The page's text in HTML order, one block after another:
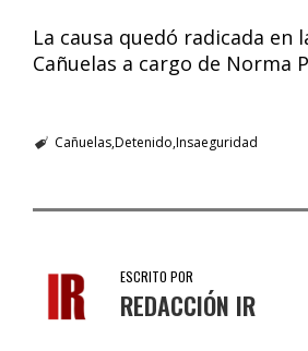
La causa quedó radicada en
Cañuelas a cargo de Norma
CañuelasDetenido Insaeguridad
ESCRITO POR
REDACCIÓN IR